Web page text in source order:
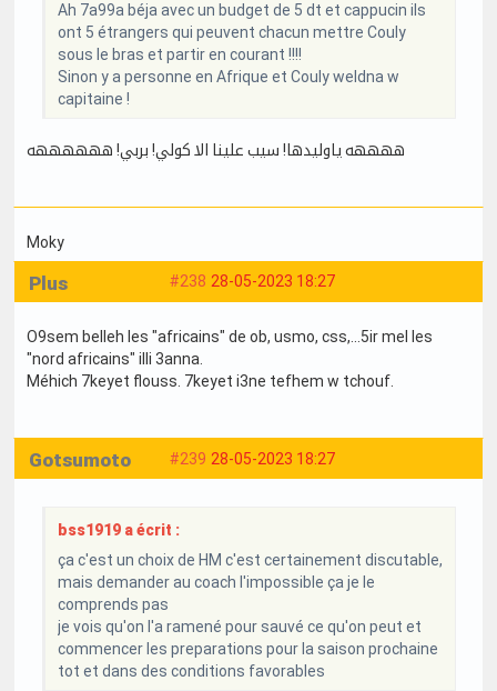
Ah 7a99a béja avec un budget de 5 dt et cappucin ils
ont 5 étrangers qui peuvent chacun mettre Couly
sous le bras et partir en courant !!!!
Sinon y a personne en Afrique et Couly weldna w
capitaine !
ههههه ياوليدها! سيب علينا الا كولي! بربي! ههههههه
Moky
#238 28-05-2023 18:27
Plus
O9sem belleh les "africains" de ob, usmo, css,...5ir mel les
"nord africains" illi 3anna.
Méhich 7keyet flouss. 7keyet i3ne tefhem w tchouf.
#239 28-05-2023 18:27
Gotsumoto
bss1919 a écrit :
ça c'est un choix de HM c'est certainement discutable,
mais demander au coach l'impossible ça je le
comprends pas
je vois qu'on l'a ramené pour sauvé ce qu'on peut et
commencer les preparations pour la saison prochaine
tot et dans des conditions favorables